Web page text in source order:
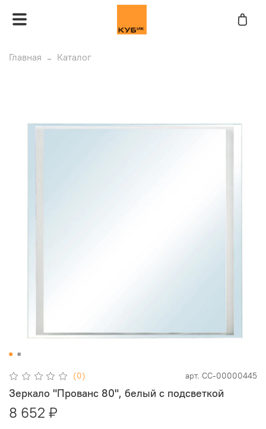
Главная Каталог
(0) арт. СС-00000445
Зеркало "Прованс 80", белый с подсветкой
8 652 ₽